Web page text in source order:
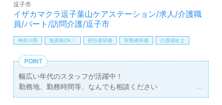
イザカマクラ逗子葉山ケアステーション/求人/介護職
員/パート/訪問介護/逗子市
逗子市
神奈川県 無資格OK！ 初任者研修 実務者研修 介護福祉士
POINT
幅広い年代のスタッフが活躍中！
勤務地、勤務時間等、なんでも相談ください
未経験の方も大歓迎です！